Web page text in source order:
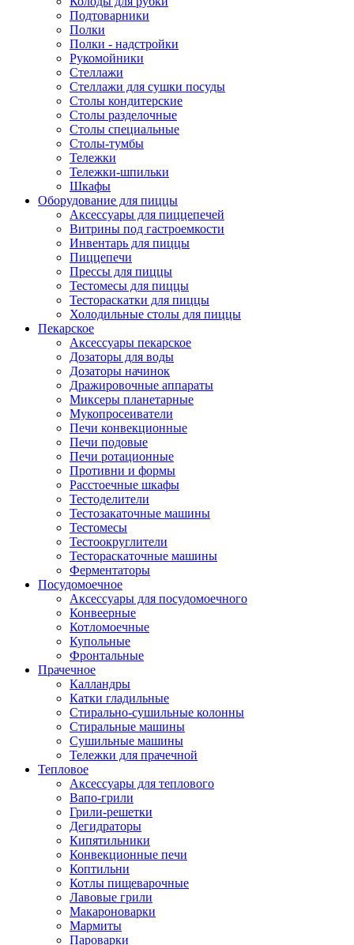
Подтоварники
Полки
Полки - надстройки
Рукомойники
Стеллажи
Стеллажи для сушки посуды
Столы кондитерские
Столы разделочные
Столы специальные
Столы-тумбы
Тележки
Тележки-шпильки
Шкафы
Оборудование для пиццы
Аксессуары для пиццепечей
Витрины под гастроемкости
Инвентарь для пиццы
Пиццепечи
Прессы для пиццы
Тестомесы для пиццы
Тестораскатки для пиццы
Холодильные столы для пиццы
Пекарское
Аксессуары пекарское
Дозаторы для воды
Дозаторы начинок
Дражировочные аппараты
Миксеры планетарные
Мукопросеиватели
Печи конвекционные
Печи подовые
Печи ротационные
Противни и формы
Расстоечные шкафы
Тестоделители
Тестозакаточные машины
Тестомесы
Тестоокруглители
Тестораскаточные машины
Ферментаторы
Посудомоечное
Аксессуары для посудомоечного
Конвеерные
Котломоечные
Купольные
Фронтальные
Прачечное
Калландры
Катки гладильные
Стирально-сушильные колонны
Стиральные машины
Сушильные машины
Тележки для прачечной
Тепловое
Аксессуары для теплового
Вапо-грили
Грили-решетки
Дегидраторы
Кипятильники
Конвекционные печи
Коптильни
Котлы пищеварочные
Лавовые грили
Макароноварки
Мармиты
Пароварки